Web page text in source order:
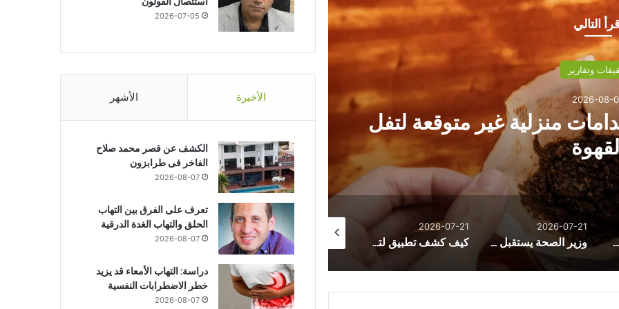
التالي
وتقارير
2026-07-
سفارة الصين بالقاهرة تحتفل بمرور 99 عاماً على
الصيني
وزير الصحة يستقبل الوزيرة
الصحية بين مصر
وزير الصحة يستقبل الوزيرة الفرنسية لتعزيز الشراكة الصحية بين مصر وفرنسا
2026-07-21
كيف كشف تطبيق لتتبّع اللياقة البدنية حمل امرأة قبل علمها به؟
2026-08-05
ضمن حركة تغييرات مباحث الجيزة…الرائد مجدي فرج معاونًا أول لمباحث الوراق
2026-08-05
كنز في قاع فنجانك.. استخدامات منزلية غير متوقعة لتفل القهوة
2026-07-21
2026-07-21
2026-07-05
الأخيرة الأشهر
الكشف عن قصر محمد صلاح
الفاخر فى طرابزون
2026-08-07
تعرف على الفرق بين التهاب
الحلق والتهاب الغدة الدرقية
2026-08-07
دراسة: التهاب الأمعاء قد يزيد
خطر الاضطرابات النفسية
2026-08-07